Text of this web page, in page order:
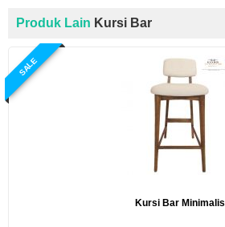
Produk Lain Kursi Bar
SALE
Kursi Bar Minimalis